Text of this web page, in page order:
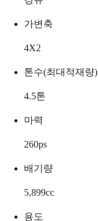
가변축
4X2
톤수(최대적재량)
4.5톤
마력
260ps
배기량
5,899cc
용도